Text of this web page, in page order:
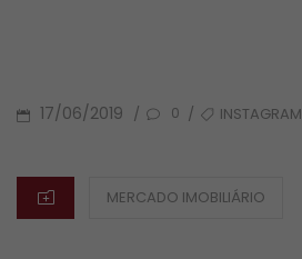
POSTED
17/06/2019 / 0 / TAGSINSTAGRAM
CATEGORIES
MERCADO IMOBILIÁRIO